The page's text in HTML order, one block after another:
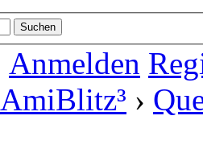
Anmelden
AmiBlitz³ ›